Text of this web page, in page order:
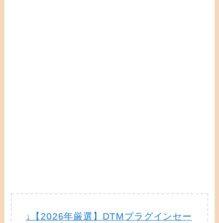
↓【2026年厳選】DTMプラグインセー